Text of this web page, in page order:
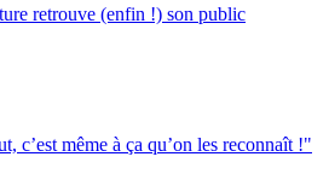
retrouve (enfin !) son public
c’est même à ça qu’on les reconnaît !"